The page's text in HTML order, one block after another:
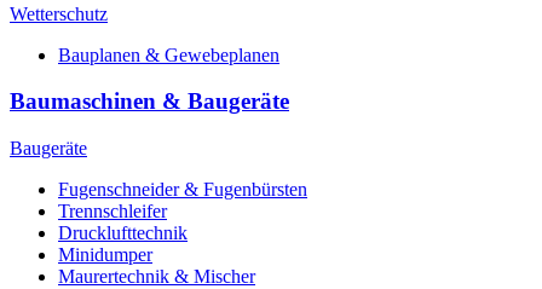
Wetterschutz
Bauplanen & Gewebeplanen
Baumaschinen & Baugeräte
Baugeräte
Fugenschneider & Fugenbürsten
Trennschleifer
Drucklufttechnik
Minidumper
Maurertechnik & Mischer